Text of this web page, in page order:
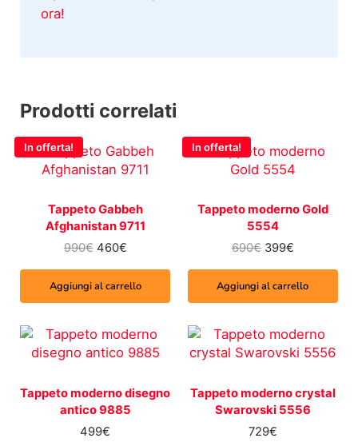
ora!
Prodotti correlati
In offerta!
Tappeto Gabbeh
Afghanistan 9711
990€ Il prezzo originale era: 990€.
460€Il prezzo attuale è: 460€.
Aggiungi al carrello
In offerta!
Tappeto moderno Gold
5554
690€ Il prezzo
399€Il prezzo
Aggiungi al carrello
Tappeto moderno disegno
antico 9885
499€
Tappeto moderno crystal
Swarovski 5556
729€